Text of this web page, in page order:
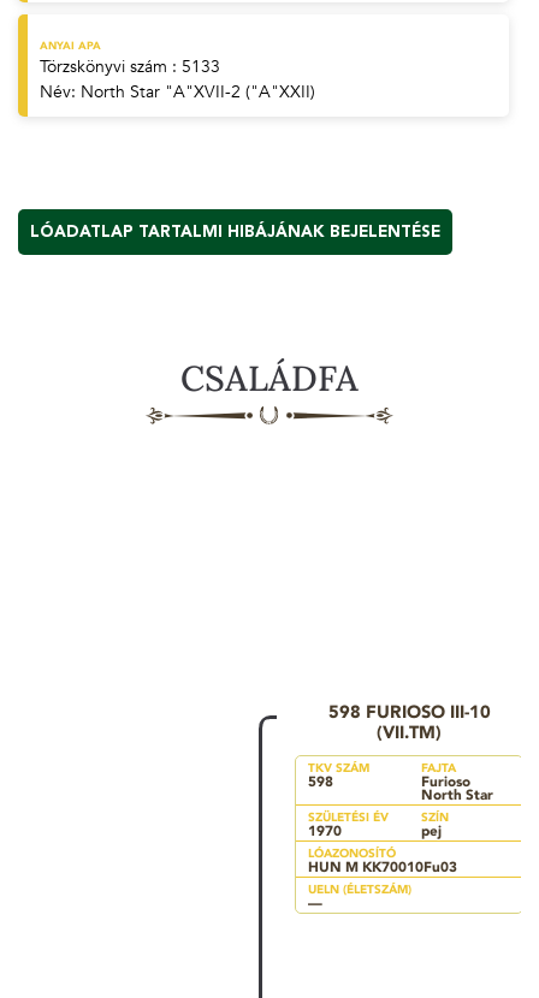
ANYAI APA
Törzskönyvi szám : 5133
Név: North Star "A"XVII-2 ("A"XXII)
LÓADATLAP TARTALMI HIBÁJÁNAK BEJELENTÉSE
CSALÁDFA
598 FURIOSO III-10
(VII.TM)
TKV SZÁM
598
FAJTA
Furioso
North Star
SZÜLETÉSI ÉV
1970
SZÍN
pej
LÓAZONOSÍTÓ
HUN M KK70010Fu03
UELN (ÉLETSZÁM)
—